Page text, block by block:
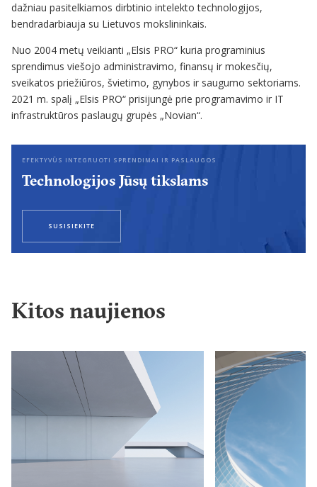
dažniau pasitelkiamos dirbtinio intelekto technologijos,
bendradarbiauja su Lietuvos mokslininkais.
Nuo 2004 metų veikianti „Elsis PRO“ kuria programinius
sprendimus viešojo administravimo, finansų ir mokesčių,
sveikatos priežiūros, švietimo, gynybos ir saugumo sektoriams.
2021 m. spalį „Elsis PRO“ prisijungė prie programavimo ir IT
infrastruktūros paslaugų grupės „Novian“.
EFEKTYVŪS INTEGRUOTI SPRENDIMAI IR PASLAUGOS
Technologijos Jūsų tikslams
SUSISIEKITE
Kitos naujienos